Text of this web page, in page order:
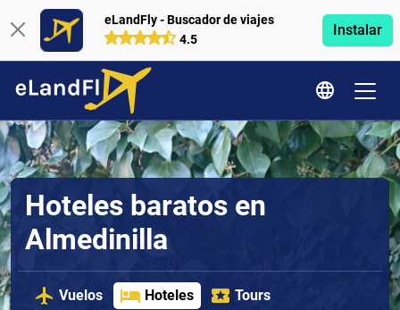
eLandFly - Buscador de viajes
4.5
Instalar
Hoteles baratos en
Almedinilla
Vuelos Hoteles Tours